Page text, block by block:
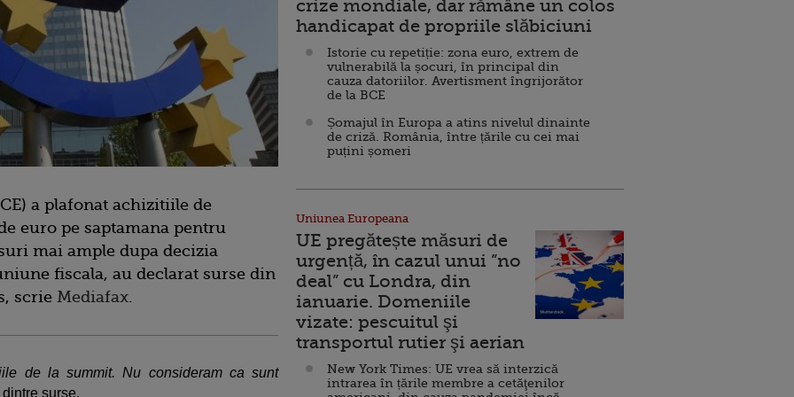
a plafonat achizitiile de
euro pe saptamana pentru
mai ample dupa decizia
fiscala, au declarat surse din
scrie Mediafax.
de la summit. Nu consideram ca sunt
surse.
crize mondiale, dar rămâne un colos
handicapat de propriile slăbiciuni
Istorie cu repetiție: zona euro, extrem de
vulnerabilă la șocuri, în principal din
cauza datoriilor. Avertisment îngrijorător
de la BCE
Șomajul în Europa a atins nivelul dinainte
de criză. România, între țările cu cei mai
puțini șomeri
Uniunea Europeana
UE pregătește măsuri de
urgență, în cazul unui ”no
deal” cu Londra, din
ianuarie. Domeniile
vizate: pescuitul şi
transportul rutier şi aerian
New York Times: UE vrea să interzică
intrarea în țările membre a cetăţenilor